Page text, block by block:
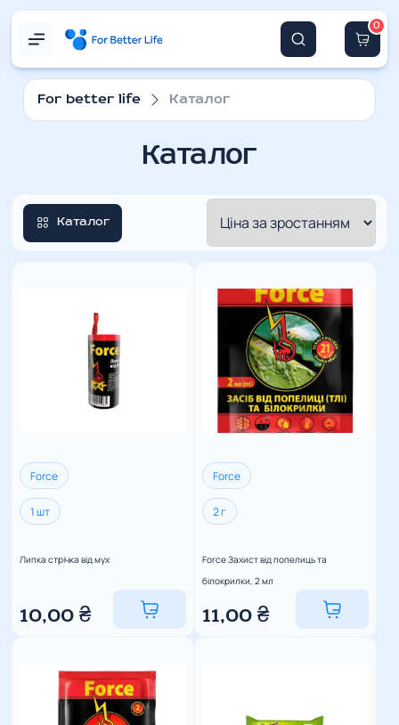
0
For better life Каталог
Каталог
Каталог
Force
1 шт
Липка стрічка від мух
10,00₴
Force
2 г
Force Захист від попелиць та
білокрилки, 2 мл
11,00 ₴